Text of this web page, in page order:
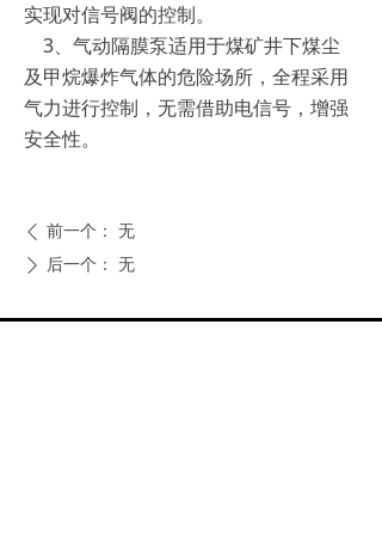
实现对信号阀的控制。
3、气动隔膜泵适用于煤矿井下煤尘
及甲烷爆炸气体的危险场所，全程采用
气力进行控制，无需借助电信号，增强
安全性。
ꄴ 前一个： 无
ꄲ 后一个： 无